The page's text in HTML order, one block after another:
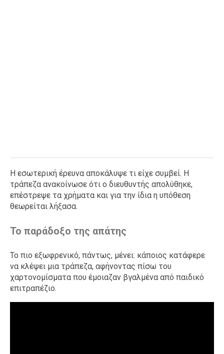
Η εσωτερική έρευνα αποκάλυψε τι είχε συμβεί. Η
τράπεζα ανακοίνωσε ότι ο διευθυντής απολύθηκε,
επέστρεψε τα χρήματα και για την ίδια η υπόθεση
θεωρείται λήξασα.
Το παράδοξο της απάτης
Το πιο εξωφρενικό, πάντως, μένει: κάποιος κατάφερε
να κλέψει μια τράπεζα, αφήνοντας πίσω του
χαρτονομίσματα που έμοιαζαν βγαλμένα από παιδικό
επιτραπέζιο.